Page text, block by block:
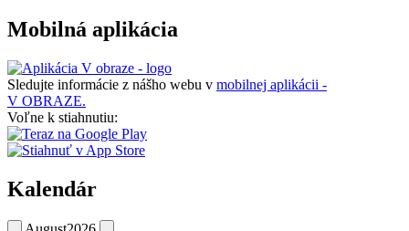
Mobilná aplikácia
Sledujte informácie z nášho webu v mobilnej aplikácii -
V OBRAZE.
Voľne k stiahnutiu:
Kalendár